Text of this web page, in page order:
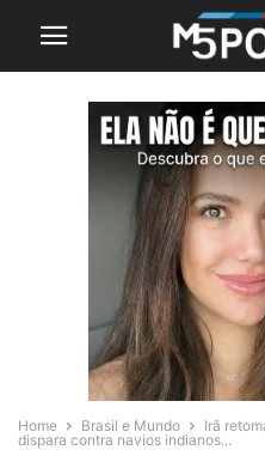
Home Brasil e Mundo
Irã
dispara contra navios indianos...